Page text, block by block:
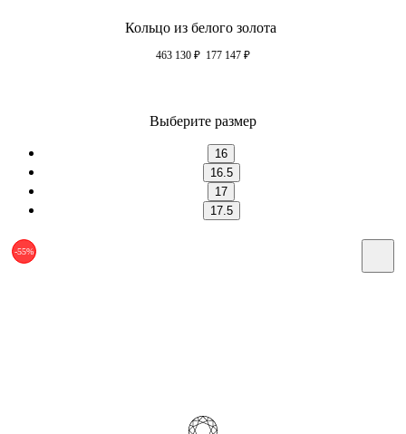
Кольцо из белого золота
463 130 ₽ 177 147 ₽
Выберите размер
16
16.5
17
17.5
-55%